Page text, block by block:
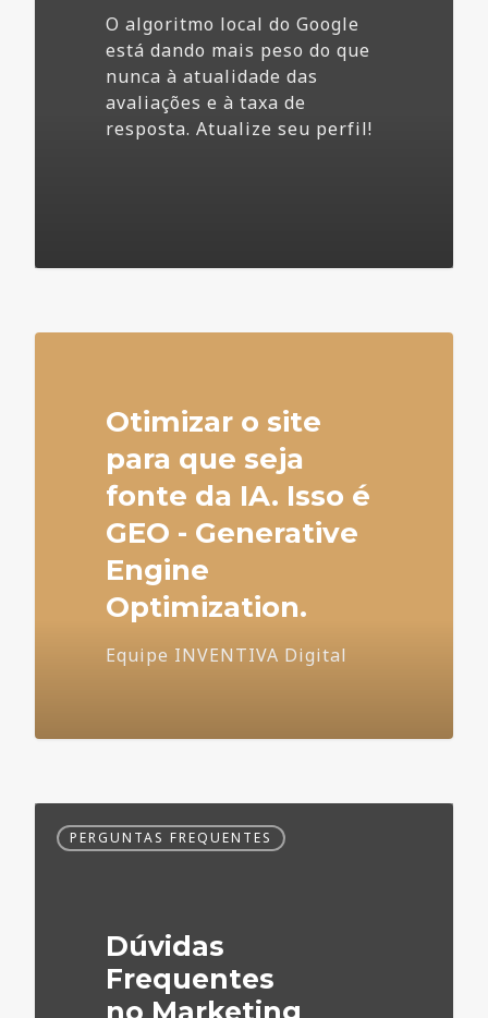
O algoritmo local do Google
está dando mais peso do que
nunca à atualidade das
avaliações e à taxa de
resposta. Atualize seu perfil!
Otimizar o site
para que seja
fonte da IA. Isso é
GEO - Generative
Engine
Optimization.
Equipe INVENTIVA Digital
Frequentes
PERGUNTAS FREQUENTES
Dúvidas
Frequentes
no Marketing